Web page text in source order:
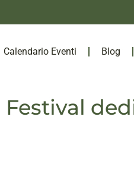
Calendario Eventi Blog
Festival